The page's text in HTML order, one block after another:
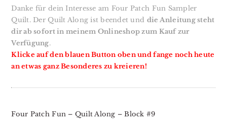
Danke für dein Interesse am Four Patch Fun Sampler
Quilt. Der Quilt Along ist beendet und die Anleitung steht
dir ab sofort in meinem Onlineshop zum Kauf zur
Verfügung.
Klicke auf den blauen Button oben und fange noch heute
an etwas ganz Besonderes zu kreieren!
Four Patch Fun – Quilt Along – Block #9